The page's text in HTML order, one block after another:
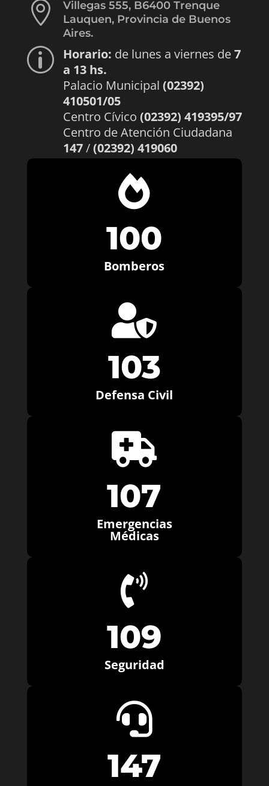

Villegas 555, B6400 Trenque
Lauquen, Provincia de Buenos
Aires.
p Horario: de lunes a viernes de7
a 13 hs.
Palacio Municipal (02392)
410501/05
Centro Cívico (02392) 419395/97
Centro de Atención Ciudadana
147/(02392) 419060

100
Bomberos

103
Defensa Civil

107
Emergencias
Médicas

109
Seguridad

147